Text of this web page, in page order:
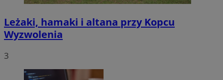
Leżaki, hamaki i altana przy Kopcu
Wyzwolenia
3